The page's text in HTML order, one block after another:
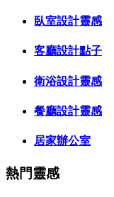
臥室設計靈感
客廳設計點子
衛浴設計靈感
餐廳設計靈感
居家辦公室
熱門靈感